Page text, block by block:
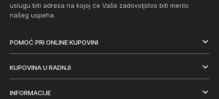
uslugu biti adresa na kojoj će Vaše zadovoljstvo biti merilo
našeg uspeha.
POMOĆ PRI ONLINE KUPOVINI
KUPOVINA U RADNJI
INFORMACIJE